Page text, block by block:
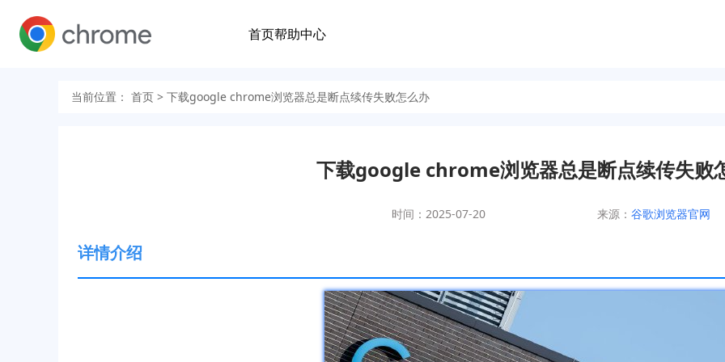
首页帮助中心
当前位置： 首页 > 下载google chrome浏览器总是断点续传失败怎么办
下载google chrome浏览器总是断点续传失败
时间：2025-07-20 来源： 谷歌浏览器官网
详情介绍